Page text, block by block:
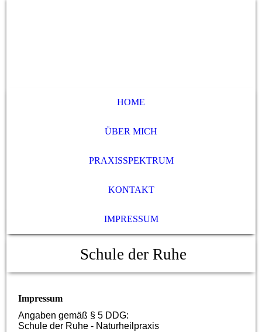
HOME
ÜBER MICH
PRAXISSPEKTRUM
KONTAKT
IMPRESSUM
Schule der Ruhe
Impressum
Angaben gemäß § 5 DDG:
Schule der Ruhe - Naturheilpraxis